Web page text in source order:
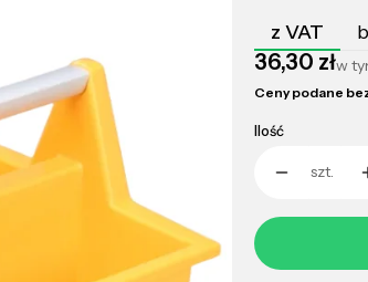
z VAT
Cena
36,30 złw
Ceny podane
Ilość
szt.